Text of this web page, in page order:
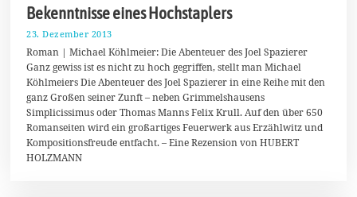
Bekenntnisse eines Hochstaplers
23. Dezember 2013
.
J
a
n
u
r
2
0
Roman | Michael Köhlmeier: Die Abenteuer des Joel Spazierer
Ganz gewiss ist es nicht zu hoch gegriffen, stellt man Michael
Köhlmeiers Die Abenteuer des Joel Spazierer in eine Reihe mit den
ganz Großen seiner Zunft – neben Grimmelshausens
Simplicissimus oder Thomas Manns Felix Krull. Auf den über 650
Romanseiten wird ein großartiges Feuerwerk aus Erzählwitz und
Kompositionsfreude entfacht. – Eine Rezension von HUBERT
HOLZMANN